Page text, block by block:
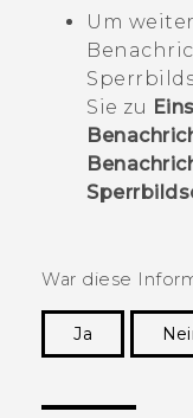
Um
Sie zu
War diese
Ja